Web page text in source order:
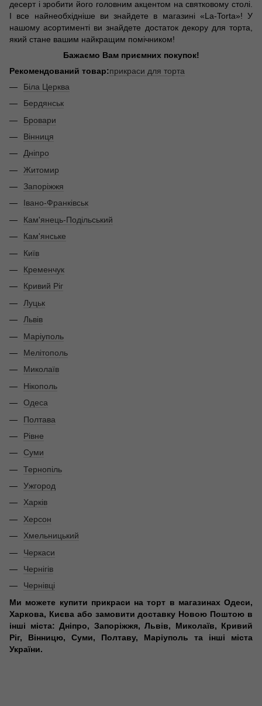
десерт і зробити його головним акцентом на святковому столі.
І все найнеобхідніше ви знайдете в магазині «La-Torta»! У
нашому асортименті ви знайдете достаток декору для торта,
який стане вашим найкращим помічником!
Бажаємо Вам приємних покупок!
Рекомендований товар:прикраси для торта
Біла Церква
Бердянськ
Бровари
Вінниця
Дніпро
Житомир
Запоріжжя
Івано-Франківськ
Кам'янець-Подільський
Кам'янське
Київ
Кременчук
Кривий Ріг
Луцьк
Львів
Маріуполь
Мелітополь
Миколаїв
Нікополь
Одеса
Полтава
Рівне
Суми
Тернопіль
Ужгород
Харків
Херсон
Хмельницький
Черкаси
Чернігів
Чернівці
Ми можете купити прикраси на торт в магазинах Одеси,
Харкова, Києва або замовити доставку Новою Поштою в
інші міста: Дніпро, Запоріжжя, Львів, Миколаїв, Кривий
Ріг, Вінницю, Суми, Полтаву, Маріуполь та інші міста
України.